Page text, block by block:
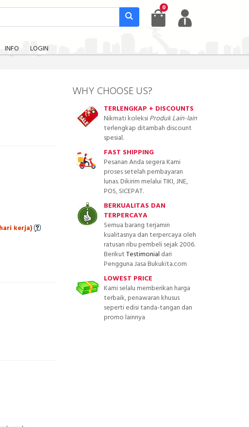
0
INFO
LOGIN
kerja)
WHY CHOOSE US?
TERLENGKAP + DISCOUNTS
Nikmati koleksiProduk Lain-lain
terlengkap ditambah discount
spesial.
FAST SHIPPING
Pesanan Anda segera Kami
proses setelah pembayaran
lunas. Dikirim melalui TIKI, JNE,
POS, SICEPAT.
BERKUALITAS DAN
TERPERCAYA
Semua barang terjamin
kualitasnya dan terpercaya oleh
ratusan ribu pembeli sejak 2006.
BerikutTestimonial dari
Pengguna Jasa Bukukita.com
LOWEST PRICE
Kami selalu memberikan harga
terbaik, penawaran khusus
seperti edisi tanda-tangan dan
promo lainnya